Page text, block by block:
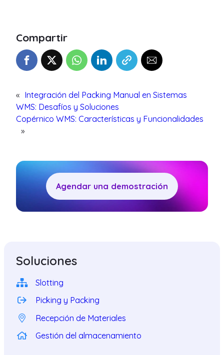
Compartir
« Integración del Packing Manual en Sistemas
WMS: Desafíos y Soluciones
Copérnico WMS: Características y Funcionalidades
»
Agendar una demostración
Soluciones
Slotting
Picking y Packing
Recepción de Materiales
Gestión del almacenamiento